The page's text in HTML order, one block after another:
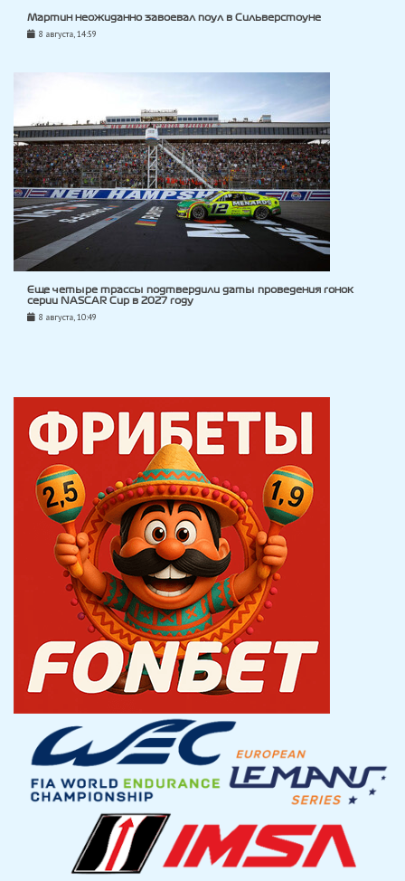
Мартин неожиданно завоевал поул в Сильверстоуне
8 августа, 14:59
Еще четыре трассы подтвердили даты проведения гонок
серии NASCAR Cup в 2027 году
8 августа, 10:49